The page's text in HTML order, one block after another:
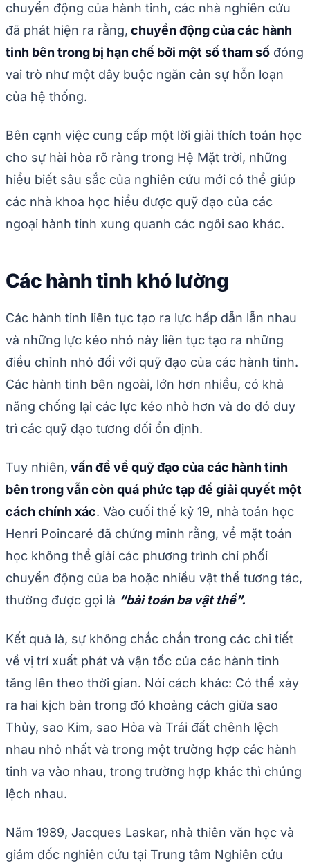
chuyển động của hành tinh, các nhà nghiên cứu
đã phát hiện ra rằng, chuyển động của các hành
tinh bên trong bị hạn chế bởi một số tham số đóng
vai trò như một dây buộc ngăn cản sự hỗn loạn
của hệ thống.
Bên cạnh việc cung cấp một lời giải thích toán học
cho sự hài hòa rõ ràng trong Hệ Mặt trời, những
hiểu biết sâu sắc của nghiên cứu mới có thể giúp
các nhà khoa học hiểu được quỹ đạo của các
ngoại hành tinh xung quanh các ngôi sao khác.
Các hành tinh khó lường
Các hành tinh liên tục tạo ra lực hấp dẫn lẫn nhau
và những lực kéo nhỏ này liên tục tạo ra những
điều chỉnh nhỏ đối với quỹ đạo của các hành tinh.
Các hành tinh bên ngoài, lớn hơn nhiều, có khả
năng chống lại các lực kéo nhỏ hơn và do đó duy
trì các quỹ đạo tương đối ổn định.
Tuy nhiên, vấn đề về quỹ đạo của các hành tinh
bên trong vẫn còn quá phức tạp để giải quyết một
cách chính xác. Vào cuối thế kỷ 19, nhà toán học
Henri Poincaré đã chứng minh rằng, về mặt toán
học không thể giải các phương trình chi phối
chuyển động của ba hoặc nhiều vật thể tương tác,
thường được gọi là “bài toán ba vật thể”.
Kết quả là, sự không chắc chắn trong các chi tiết
về vị trí xuất phát và vận tốc của các hành tinh
tăng lên theo thời gian. Nói cách khác: Có thể xảy
ra hai kịch bản trong đó khoảng cách giữa sao
Thủy, sao Kim, sao Hỏa và Trái đất chênh lệch
nhau nhỏ nhất và trong một trường hợp các hành
tinh va vào nhau, trong trường hợp khác thì chúng
lệch nhau.
Năm 1989, Jacques Laskar, nhà thiên văn học và
giám đốc nghiên cứu tại Trung tâm Nghiên cứu